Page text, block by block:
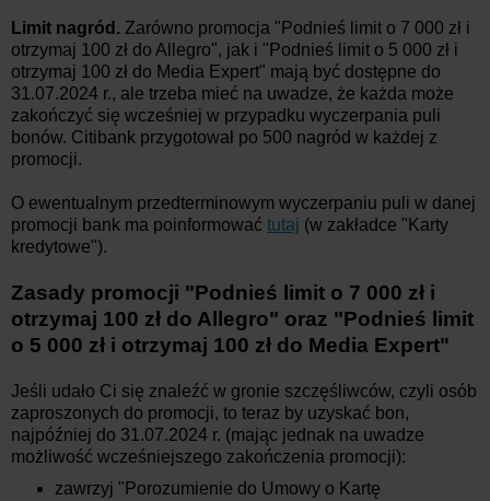
Limit nagród. Zarówno promocja "Podnieś limit o 7 000 zł i
otrzymaj 100 zł do Allegro", jak i "Podnieś limit o 5 000 zł i
otrzymaj 100 zł do Media Expert" mają być dostępne do
31.07.2024 r., ale trzeba mieć na uwadze, że każda może
zakończyć się wcześniej w przypadku wyczerpania puli
bonów. Citibank przygotował po 500 nagród w każdej z
promocji.
O ewentualnym przedterminowym wyczerpaniu puli w danej
promocji bank ma poinformować tutaj (w zakładce "Karty
kredytowe").
Zasady promocji "Podnieś limit o 7 000 zł i
otrzymaj 100 zł do Allegro" oraz "Podnieś limit
o 5 000 zł i otrzymaj 100 zł do Media Expert"
Jeśli udało Ci się znaleźć w gronie szczęśliwców, czyli osób
zaproszonych do promocji, to teraz by uzyskać bon,
najpóźniej do 31.07.2024 r. (mając jednak na uwadze
możliwość wcześniejszego zakończenia promocji):
zawrzyj "Porozumienie do Umowy o Kartę